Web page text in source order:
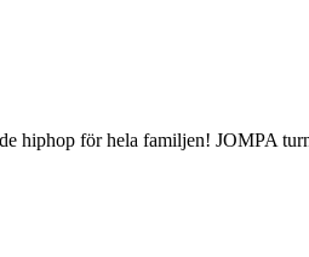
hiphop för hela familjen! JOMPA